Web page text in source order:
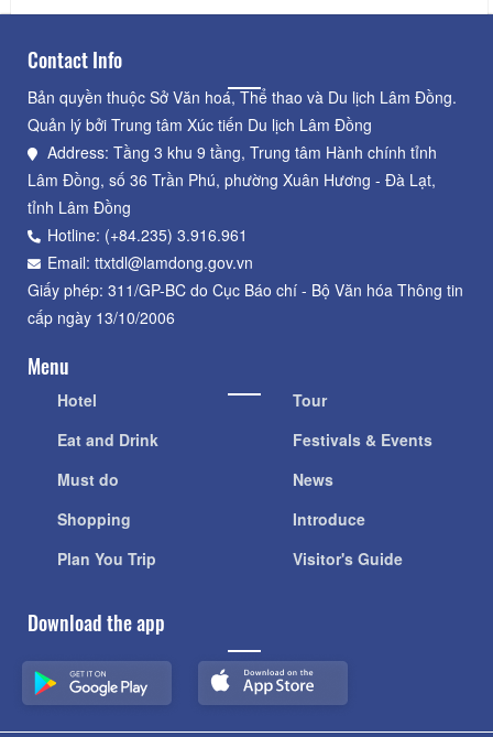
Contact Info
Bản quyền thuộc Sở Văn hoá, Thể thao và Du lịch Lâm Đồng.
Quản lý bởi Trung tâm Xúc tiến Du lịch Lâm Đồng
Address: Tầng 3 khu 9 tầng, Trung tâm Hành chính tỉnh
Lâm Đồng, số 36 Trần Phú, phường Xuân Hương - Đà Lạt,
tỉnh Lâm Đồng
Hotline: (+84.235) 3.916.961
Email: ttxtdl@lamdong.gov.vn
Giấy phép: 311/GP-BC do Cục Báo chí - Bộ Văn hóa Thông tin
cấp ngày 13/10/2006
Menu
Hotel
Eat and Drink
Must do
Shopping
Plan You Trip
Tour
Festivals & Events
News
Introduce
Visitor's Guide
Download the app